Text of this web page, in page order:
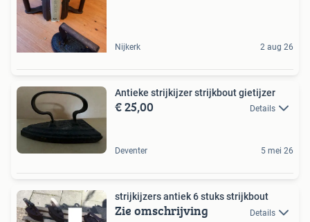
Nijkerk 2 aug 26
Antieke strijkijzer strijkbout gietijzer
€ 25,00 Details
Deventer 5 mei 26
strijkijzers antiek 6 stuks strijkbout
Zie omschrijving Details